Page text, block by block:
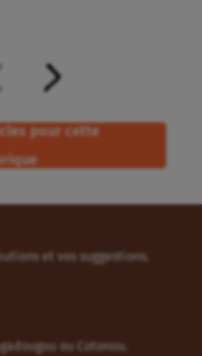
pour cette
et vos suggestions.
ou Cotonou.